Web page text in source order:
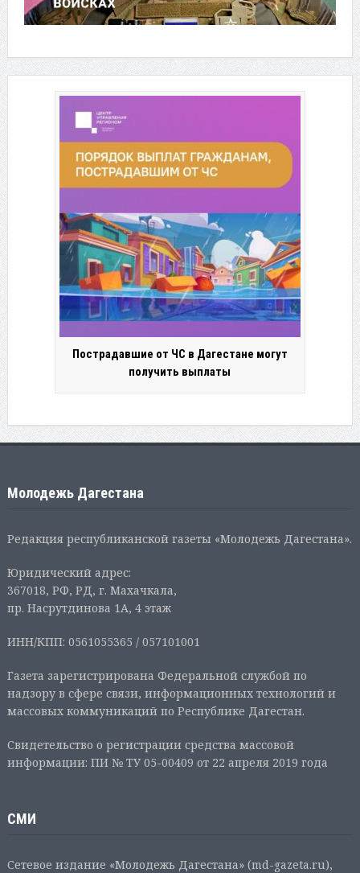
Пострадавшие от ЧС в Дагестане могут
получить выплаты
Молодежь Дагестана
Редакция республиканской газеты «Молодежь Дагестана».
Юридический адрес:
367018, РФ, РД, г. Махачкала,
пр. Насрутдинова 1А, 4 этаж
ИНН/КПП: 0561055365 / 057101001
Газета зарегистрирована Федеральной службой по
надзору в сфере связи, информационных технологий и
массовых коммуникаций по Республике Дагестан.
Свидетельство о регистрации средства массовой
информации: ПИ № ТУ 05-00409 от 22 апреля 2019 года
СМИ
Сетевое издание «Молодежь Дагестана» (md-gazeta.ru),